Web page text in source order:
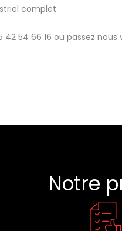
complet.
54 66 16 ou passez
Notre